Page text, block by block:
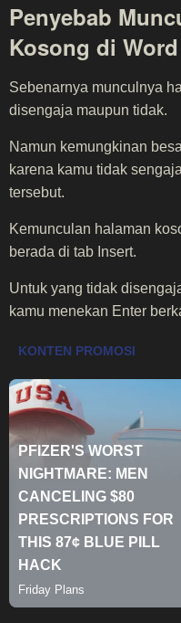
Penyebab
Kosong di Word
Sebenarnya munculnya
disengaja maupun tidak.
Namun kemungkinan
karena kamu tidak
tersebut.
Kemunculan halaman
berada di tab Insert.
Untuk yang tidak
kamu menekan Enter